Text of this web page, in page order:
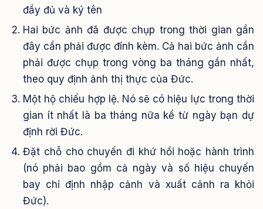
đầy đủ và ký tên
Hai bức ảnh đã được chụp trong thời gian gần
đây cần phải được đính kèm. Cả hai bức ảnh cần
phải được chụp trong vòng ba tháng gần nhất,
theo quy định ảnh thị thực của Đức.
Một hộ chiếu hợp lệ. Nó sẽ có hiệu lực trong thời
gian ít nhất là ba tháng nữa kể từ ngày bạn dự
định rời Đức.
Đặt chỗ cho chuyến đi khứ hồi hoặc hành trình
(nó phải bao gồm cả ngày và số hiệu chuyến
bay chỉ định nhập cảnh và xuất cảnh ra khỏi
Đức).